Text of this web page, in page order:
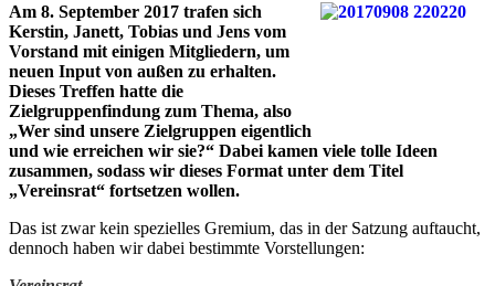
Am 8. September 2017 trafen sich
Kerstin, Janett, Tobias und Jens vom
Vorstand mit einigen Mitgliedern, um
neuen Input von außen zu erhalten.
Dieses Treffen hatte die
Zielgruppenfindung zum Thema, also
„Wer sind unsere Zielgruppen eigentlich
und wie erreichen wir sie?“ Dabei kamen viele tolle Ideen
zusammen, sodass wir dieses Format unter dem Titel
„Vereinsrat“ fortsetzen wollen.
Das ist zwar kein spezielles Gremium, das in der Satzung auftaucht,
dennoch haben wir dabei bestimmte Vorstellungen: